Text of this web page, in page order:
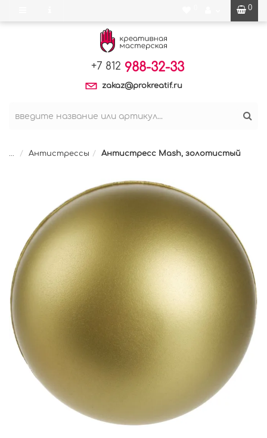
0
+7 812 988-32-33
zakaz@prokreatif.ru
... Антистрессы Антистресс Mash, золотистый